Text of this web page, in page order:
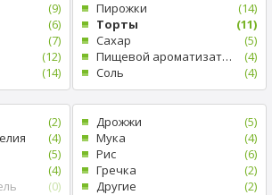
(9)
(6)
(7)
(12)
(14)
Пирожки
(14)
Tорты
(11)
Cахар
(5)
Пищевой ароматизатор
(4)
Cоль
(4)
(2)
(4)
(5)
(4)
(0)
Дрожжи
(5)
Mука
(4)
Рис
(6)
Гречка
(2)
Другие
(2)